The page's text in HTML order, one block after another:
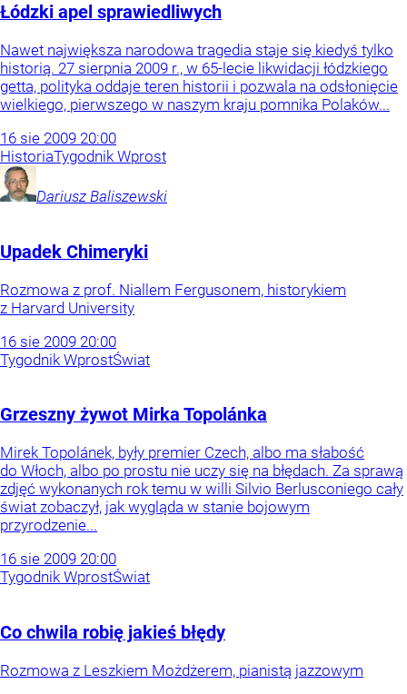
Łódzki apel sprawiedliwych
Nawet największa narodowa tragedia staje się kiedyś tylko
historią. 27 sierpnia 2009 r., w 65-lecie likwidacji łódzkiego
getta, polityka oddaje teren historii i pozwala na odsłonięcie
wielkiego, pierwszego w naszym kraju pomnika Polaków...
16 sie 2009 20:00
HistoriaTygodnik Wprost
Dariusz Baliszewski
Upadek Chimeryki
Rozmowa z prof. Niallem Fergusonem, historykiem
z Harvard University
16 sie 2009 20:00
Tygodnik WprostŚwiat
Grzeszny żywot Mirka Topolánka
Mirek Topolánek, były premier Czech, albo ma słabość
do Włoch, albo po prostu nie uczy się na błędach. Za sprawą
zdjęć wykonanych rok temu w willi Silvio Berlusconiego cały
świat zobaczył, jak wygląda w stanie bojowym
przyrodzenie...
16 sie 2009 20:00
Tygodnik WprostŚwiat
Co chwila robię jakieś błędy
Rozmowa z Leszkiem Możdżerem, pianistą jazzowym